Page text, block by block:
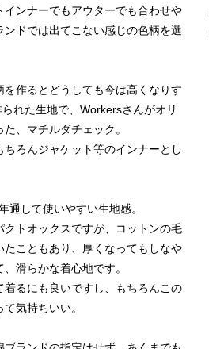
ンナーでもアウターでも合わせや
ドでは出てこない感じの色柄を選
作るとどうしても今は高くなりす
れた生地で、Workersさんがオリ
、マチルダチェック。
ろんジャケット等のインナーとし
通して使いやすい生地感。
トオックスですが、コットンの毛
こともあり、厚くなってもしなや
滑らかな着心地です。
るにも良いですし、もちろんこの
気持ちいい。